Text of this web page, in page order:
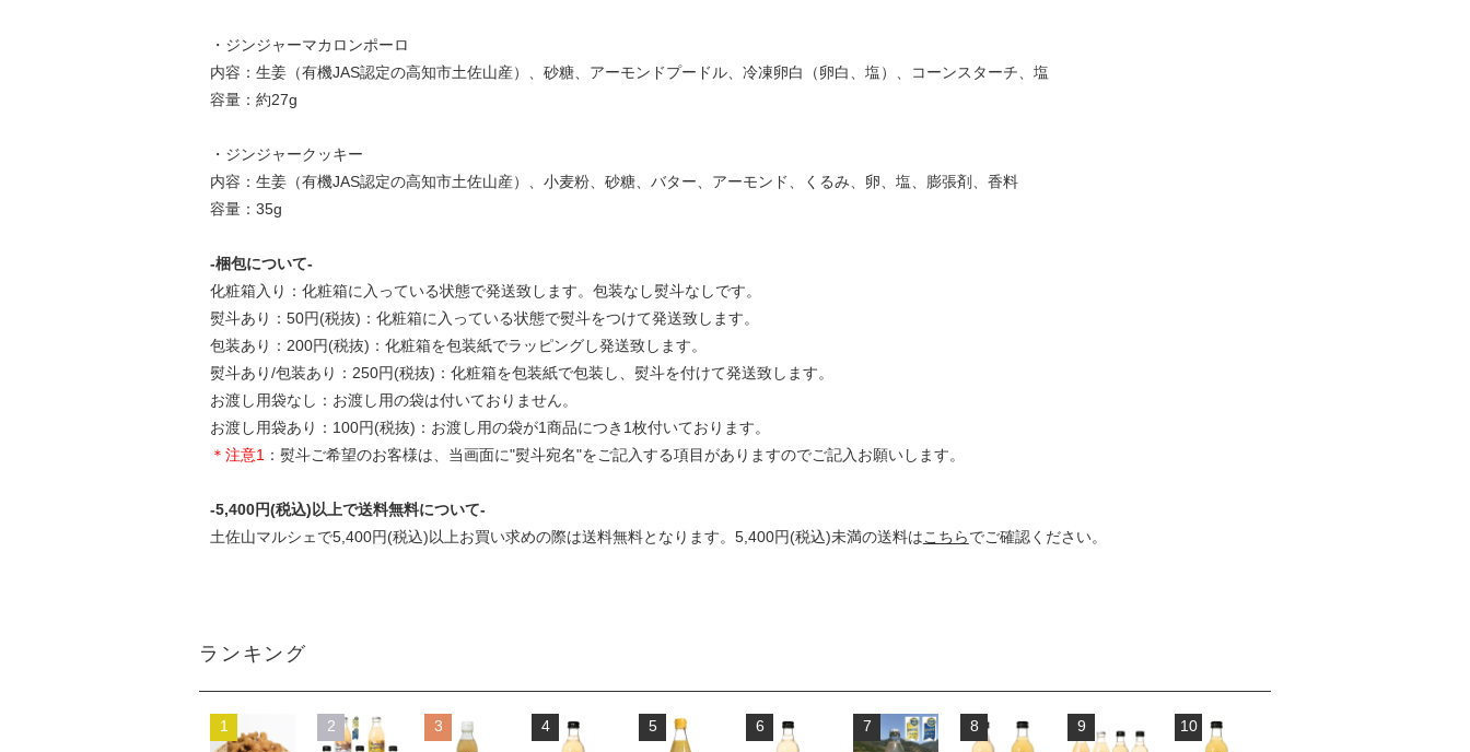
・ジンジャーマカロンポーロ
内容：生姜（有機JAS認定の高知市土佐山産）、砂糖、アーモンドプードル、冷凍卵白（卵白、塩）、コーンスターチ、塩
容量：約27g
・ジンジャークッキー
内容：生姜（有機JAS認定の高知市土佐山産）、小麦粉、砂糖、バター、アーモンド、くるみ、卵、塩、膨張剤、香料
容量：35g
-梱包について-
化粧箱入り：化粧箱に入っている状態で発送致します。包装なし熨斗なしです。
熨斗あり：50円(税抜)：化粧箱に入っている状態で熨斗をつけて発送致します。
包装あり：200円(税抜)：化粧箱を包装紙でラッピングし発送致します。
熨斗あり/包装あり：250円(税抜)：化粧箱を包装紙で包装し、熨斗を付けて発送致します。
お渡し用袋なし：お渡し用の袋は付いておりません。
お渡し用袋あり：100円(税抜)：お渡し用の袋が1商品につき1枚付いております。
＊注意1 ：熨斗ご希望のお客様は、当画面に"熨斗宛名"をご記入する項目がありますのでご記入お願いします。
-5,400円(税込)以上で送料無料について-
土佐山マルシェで5,400円(税込)以上お買い求めの際は送料無料となります。5,400円(税込)未満の送料はこちらでご確認ください。
ランキング
1 2 3 4 5 6 7 8 9 10